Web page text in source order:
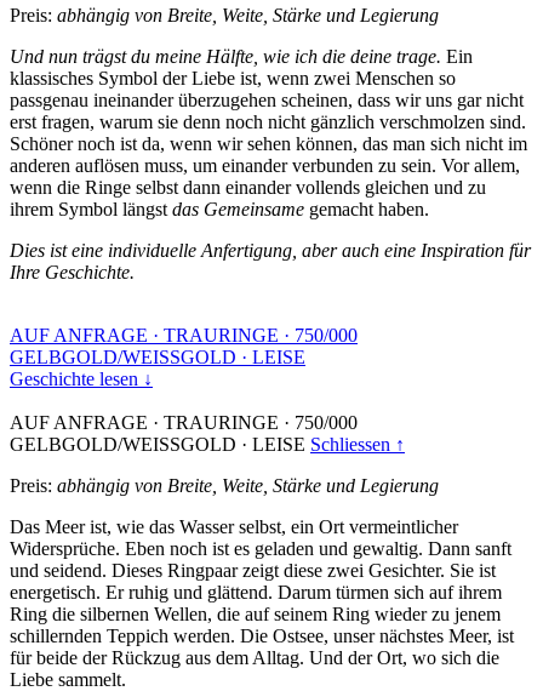
Preis: abhängig von Breite, Weite, Stärke und Legierung
Und nun trägst du meine Hälfte, wie ich die deine trage. Ein
klassisches Symbol der Liebe ist, wenn zwei Menschen so
passgenau ineinander überzugehen scheinen, dass wir uns gar nicht
erst fragen, warum sie denn noch nicht gänzlich verschmolzen sind.
Schöner noch ist da, wenn wir sehen können, das man sich nicht im
anderen auflösen muss, um einander verbunden zu sein. Vor allem,
wenn die Ringe selbst dann einander vollends gleichen und zu
ihrem Symbol längst das Gemeinsame gemacht haben.
Dies ist eine individuelle Anfertigung, aber auch eine Inspiration für
Ihre Geschichte.
AUF ANFRAGE · TRAURINGE · 750/000
GELBGOLD/WEISSGOLD · LEISE
Geschichte lesen ↓
AUF ANFRAGE · TRAURINGE · 750/000
GELBGOLD/WEISSGOLD · LEISE Schliessen ↑
Preis: abhängig von Breite, Weite, Stärke und Legierung
Das Meer ist, wie das Wasser selbst, ein Ort vermeintlicher
Widersprüche. Eben noch ist es geladen und gewaltig. Dann sanft
und seidend. Dieses Ringpaar zeigt diese zwei Gesichter. Sie ist
energetisch. Er ruhig und glättend. Darum türmen sich auf ihrem
Ring die silbernen Wellen, die auf seinem Ring wieder zu jenem
schillernden Teppich werden. Die Ostsee, unser nächstes Meer, ist
für beide der Rückzug aus dem Alltag. Und der Ort, wo sich die
Liebe sammelt.